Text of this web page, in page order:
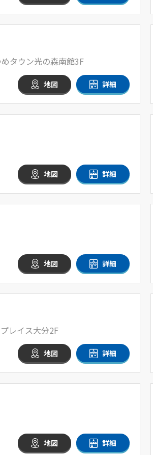
タウン光の森南館3F
地図 詳細
地図 詳細
地図 詳細
レイス大分2F
地図 詳細
地図 詳細